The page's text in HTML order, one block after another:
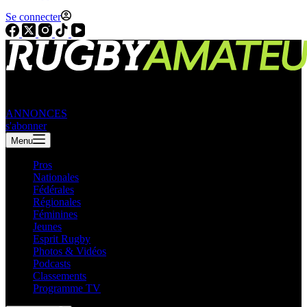
Se connecter
ANNONCES
s'abonner
Menu
Pros
Nationales
Fédérales
Régionales
Féminines
Jeunes
Esprit Rugby
Photos & Vidéos
Podcasts
Classements
Programme TV